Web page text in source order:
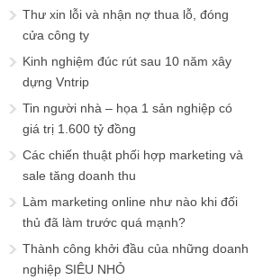
Thư xin lỗi và nhận nợ thua lỗ, đóng
cửa công ty
Kinh nghiệm đúc rút sau 10 năm xây
dựng Vntrip
Tin người nhà – họa 1 sản nghiệp có
giá trị 1.600 tỷ đồng
Các chiến thuật phối hợp marketing và
sale tăng doanh thu
Làm marketing online như nào khi đối
thủ đã làm trước quá mạnh?
Thành công khởi đầu của những doanh
nghiệp SIÊU NHỎ